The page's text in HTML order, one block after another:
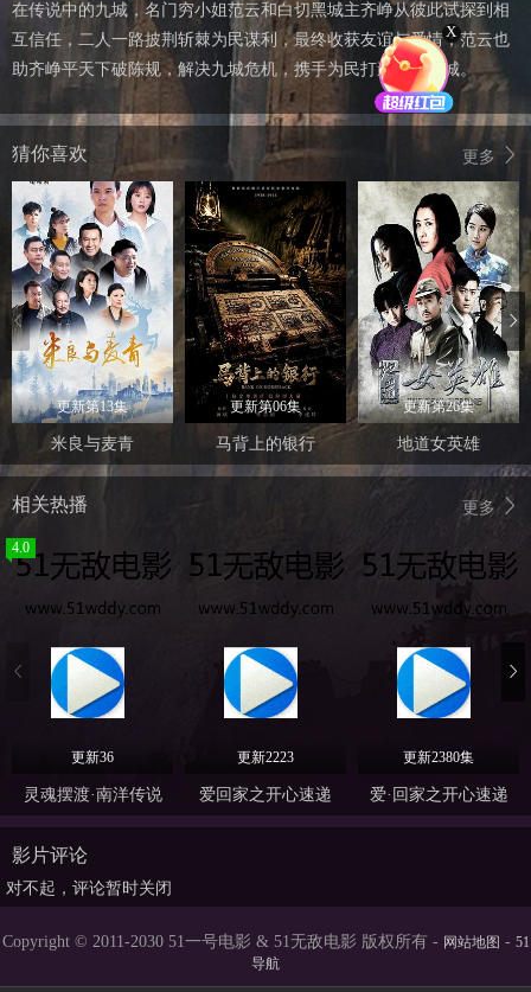
在传说中的九城，名门穷小姐范云和白切黑城主齐峥从彼此试探到相
互信任，二人一路披荆斩棘为民谋利，最终收获友谊与爱情；范云也
助齐峥平天下破陈规，解决九城危机，携手为民打造繁荣九城。
更多
猜你喜欢
更新第13集
米良与麦青
更新第06集
马背上的银行
更新第26集
地道女英雄
更多
相关热播
4.0
更新36
灵魂摆渡·南洋传说
更新2223
爱回家之开心速递
更新2380集
爱·回家之开心速递
影片评论
对不起，评论暂时关闭
Copyright © 2011-2030 51一号电影 & 51无敌电影 版权所有 - 网站地图 - 51
导航
X